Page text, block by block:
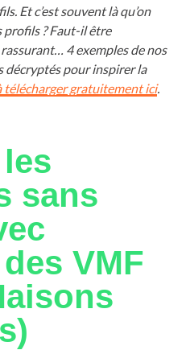
Et c’est souvent là qu’on
profils ? Faut-il être
4 exemples de nos
pour inspirer la
télécharger gratuitement ici.
sans
VMF